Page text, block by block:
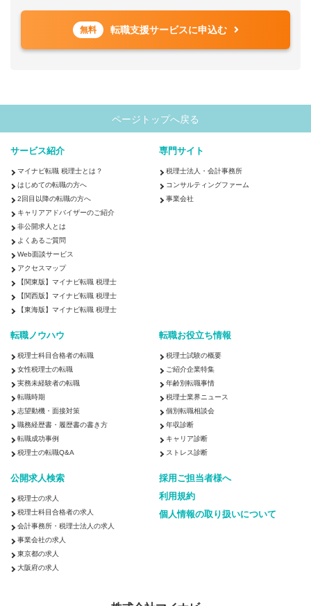
無料 転職支援サービスに申込む
ページトップへ戻る
サービス紹介
マイナビ転職 税理士とは？
はじめての転職の方へ
2回目以降の転職の方へ
キャリアアドバイザーのご紹介
非公開求人とは
よくあるご質問
Web面談サービス
アクセスマップ
【関東版】マイナビ転職 税理士
【関西版】マイナビ転職 税理士
【東海版】マイナビ転職 税理士
専門サイト
税理士法人・会計事務所
コンサルティングファーム
事業会社
転職ノウハウ
税理士科目合格者の転職
女性税理士の転職
実務未経験者の転職
転職時期
志望動機・面接対策
職務経歴書・履歴書の書き方
転職成功事例
税理士の転職Q&A
転職お役立ち情報
税理士試験の概要
ご紹介企業特集
年齢別転職事情
税理士業界ニュース
個別転職相談会
年収診断
キャリア診断
ストレス診断
公開求人検索
税理士の求人
税理士科目合格者の求人
会計事務所・税理士法人の求人
事業会社の求人
東京都の求人
大阪府の求人
採用ご担当者様へ
利用規約
個人情報の取り扱いについて